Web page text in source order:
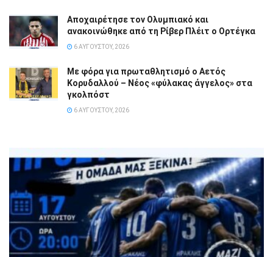
Αποχαιρέτησε τον Ολυμπιακό και
ανακοινώθηκε από τη Ρίβερ Πλέιτ ο Ορτέγκα
6 ΑΥΓΟΎΣΤΟΥ, 2026
Με φόρα για πρωταθλητισμό ο Αετός
Κορυδαλλού – Νέος «φύλακας άγγελος» στα
γκολπόστ
6 ΑΥΓΟΎΣΤΟΥ, 2026